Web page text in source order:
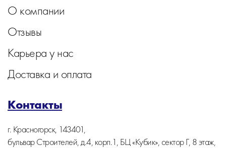
О компании
Отзывы
Карьера у нас
Доставка и оплата
Контакты
г. Красногорск, 143401,
бульвар Строителей, д.4, корп.1, БЦ «Кубик», сектор Г, 8 этаж,